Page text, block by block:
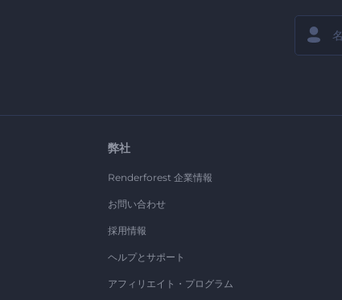
弊社
Renderforest 企業情報
お問い合わせ
採用情報
ヘルプとサポート
アフィリエイト・プログラム